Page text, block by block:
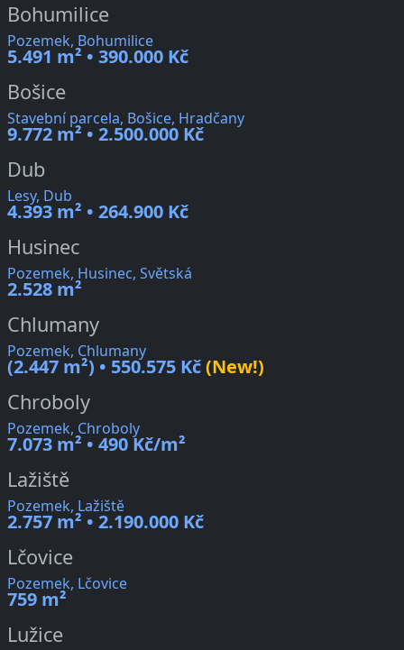
Bohumilice
Pozemek, Bohumilice
5.491 m² • 390.000 Kč
Bošice
Stavební parcela, Bošice, Hradčany
9.772 m² • 2.500.000 Kč
Dub
Lesy, Dub
4.393 m² • 264.900 Kč
Husinec
Pozemek, Husinec, Světská
2.528 m²
Chlumany
Pozemek, Chlumany
(2.447 m²) • 550.575 Kč(New!)
Chroboly
Pozemek, Chroboly
7.073 m² • 490 Kč/m²
Lažiště
Pozemek, Lažiště
2.757 m² • 2.190.000 Kč
Lčovice
Pozemek, Lčovice
759 m²
Lužice